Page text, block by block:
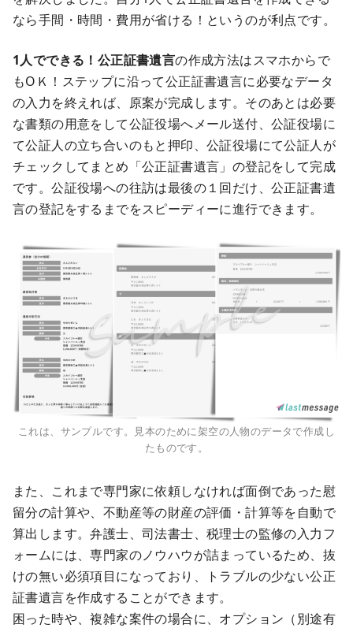
なら手間・時間・費用が省ける！というのが利点です。
1人でできる！公正証書遺言の作成方法はスマホからで
もOＫ！ステップに沿って公正証書遺言に必要なデータ
の入力を終えれば、原案が完成します。そのあとは必要
な書類の用意をして公証役場へメール送付、公証役場に
て公証人の立ち合いのもと押印、公証役場にて公証人が
チェックしてまとめ「公正証書遺言」の登記をして完成
です。公証役場への往訪は最後の１回だけ、公正証書遺
言の登記をするまでをスピーディーに進行できます。
これは、サンプルです。見本のために架空の人物のデータで作成し
たものです。
また、これまで専門家に依頼しなければ面倒であった慰
留分の計算や、不動産等の財産の評価・計算等を自動で
算出します。弁護士、司法書士、税理士の監修の入力フ
ォームには、専門家のノウハウが詰まっているため、抜
けの無い必須項目になっており、トラブルの少ない公正
証書遺言を作成することができます。
困った時や、複雑な案件の場合に、オプション（別途有